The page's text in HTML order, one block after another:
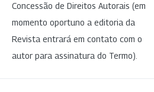
Concessão de Direitos Autorais (em
momento oportuno a editoria da
Revista entrará em contato com o
autor para assinatura do Termo).